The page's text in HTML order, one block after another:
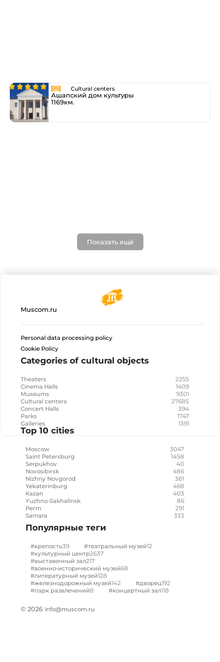
Cultural centers
Ашапский дом культуры
1169км.
Показать ещё
Muscom.ru
Personal data processing policy
Cookie Policy
Categories of cultural objects
Theaters 2255
Cinema Halls 1409
Museums 9301
Cultural centers 27685
Concert Halls 394
Parks 1747
Galleries 1391
Top 10 cities
Moscow 3047
Saint Petersburg 1458
Serpukhov 40
Novosibirsk 486
Nizhny Novgorod 381
Yekaterinburg 468
Kazan 403
Yuzhno-Sakhalinsk 86
Perm 291
Samara 333
Популярные теги
#крепость39 #театральный музей12
#культурный центр2637
#выставочный зал217
#военно-исторический музей68
#литературный музей128
#железнодорожный музей142 #дворец192
#парк развлечений8 #концертный зал118
© 2026 info@muscom.ru